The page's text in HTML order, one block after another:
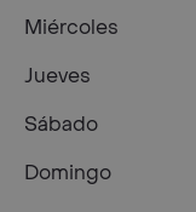
Miércoles
Jueves
Sábado
Domingo